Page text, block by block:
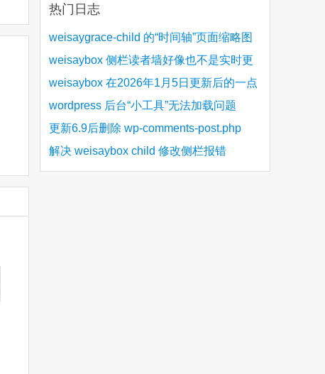
热门日志
weisaygrace-child 的“时间轴”页面缩略图
bug
weisaybox 侧栏读者墙好像也不是实时更
新的
weisaybox 在2026年1月5日更新后的一点
细节问题
wordpress 后台“小工具”无法加载问题
更新6.9后删除 wp-comments-post.php
解决 weisaybox child 修改侧栏报错